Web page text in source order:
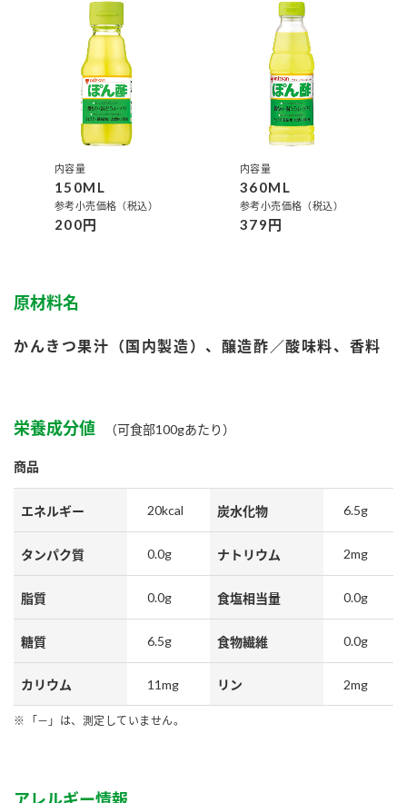
ミツカンのCM
ロングセラー商品 ＋ おすすめレシピ
人気商品 ＋ おすすめレシピ
キッザニア東京「ぽん酢工房」
業務用サイト ミツカングループについて 製造所固有記号一覧
内容量
150ML
参考小売価格（税込）
200円
内容量
360ML
参考小売価格（税込）
379円
原材料名
かんきつ果汁（国内製造）、醸造酢／酸味料、香料
栄養成分値 （可食部100gあたり）
商品
エネルギー 20kcal 炭水化物 6.5g
タンパク質 0.0g ナトリウム 2mg
脂質 0.0g 食塩相当量 0.0g
糖質 6.5g 食物繊維 0.0g
カリウム 11mg リン 2mg
「－」は、測定していません。